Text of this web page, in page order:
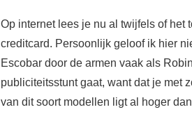
Op internet lees je nu al twijfels of
creditcard. Persoonlijk geloof ik hier
Escobar door de armen vaak als
publiciteitsstunt gaat, want dat je met
van dit soort modellen ligt al hoger